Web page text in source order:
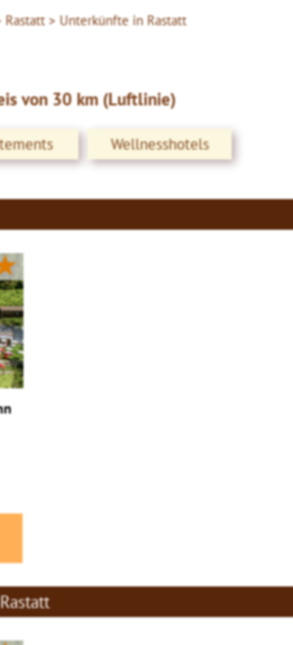
Rastatt > Unterkünfte in Rastatt
von 30 km (Luftlinie)
Wellnesshotels